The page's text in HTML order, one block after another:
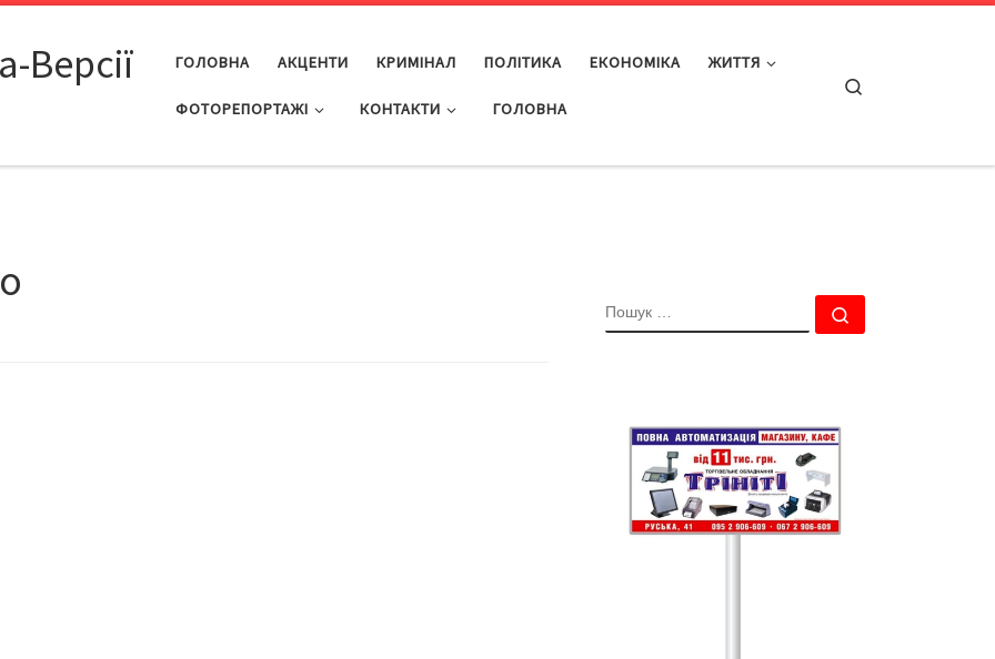
Версії ГОЛОВНА АКЦЕНТИ КРИМІНАЛ ПОЛІТИКА ЕКОНОМІКА ЖИТТЯ
ФОТОРЕПОРТАЖІ КОНТАКТИ ГОЛОВНА
ПОШУК